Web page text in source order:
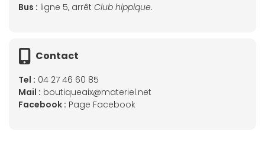
Bus : ligne 5, arrêt Club hippique.
Contact
Tel : 04 27 46 60 85
Mail : boutiqueaix@materiel.net
Facebook : Page Facebook